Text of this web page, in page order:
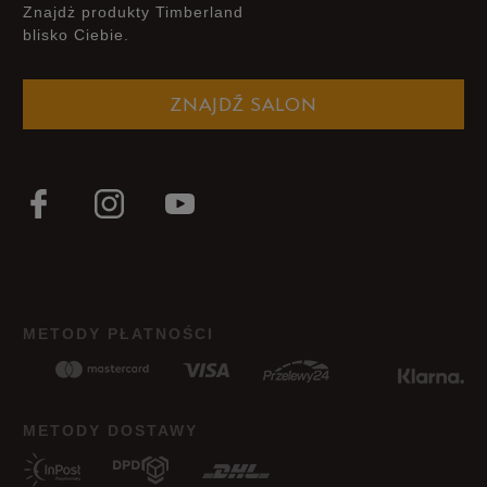
Znajdż produkty Timberland
blisko Ciebie.
ZNAJDŹ SALON
METODY PŁATNOŚCI
METODY DOSTAWY